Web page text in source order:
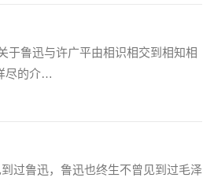
迅与许广平由相识相交到相知相
尽的介…
过鲁迅，鲁迅也终生不曾见到过毛泽